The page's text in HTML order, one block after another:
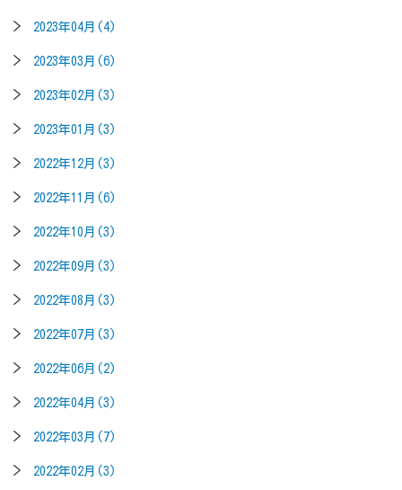
2023年04月(4)
2023年03月(6)
2023年02月(3)
2023年01月(3)
2022年12月(3)
2022年11月(6)
2022年10月(3)
2022年09月(3)
2022年08月(3)
2022年07月(3)
2022年06月(2)
2022年04月(3)
2022年03月(7)
2022年02月(3)